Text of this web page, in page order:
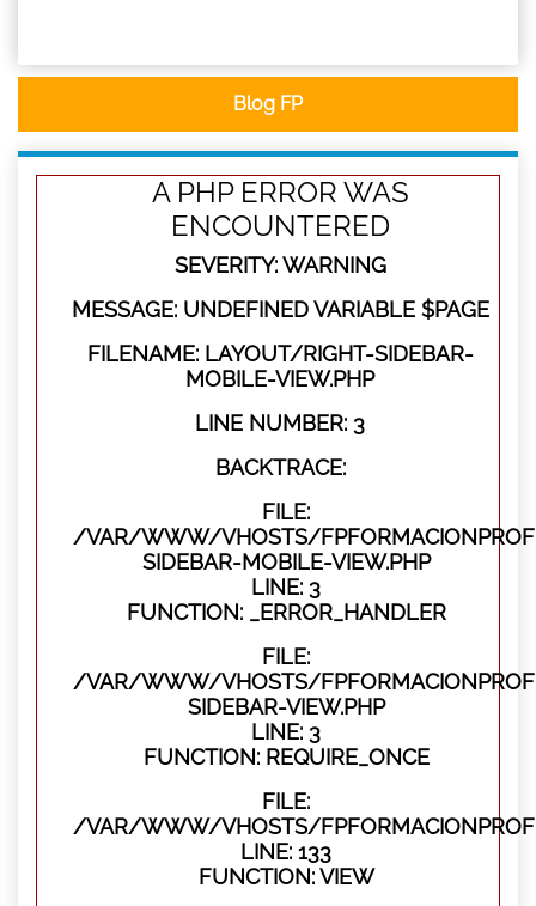
Blog FP
A PHP ERROR WAS
ENCOUNTERED
SEVERITY: WARNING
MESSAGE: UNDEFINED VARIABLE $PAGE
FILENAME: LAYOUT/RIGHT-SIDEBAR-
MOBILE-VIEW.PHP
LINE NUMBER: 3
BACKTRACE:
FILE:
/VAR/WWW/VHOSTS/
SIDEBAR-MOBILE-VIEW.PHP
LINE: 3
FUNCTION: _ERROR_HANDLER
FILE:
/VAR/WWW/VHOSTS/
SIDEBAR-VIEW.PHP
LINE: 3
FUNCTION: REQUIRE_ONCE
FILE:
/VAR/WWW/VHOSTS/
LINE: 133
FUNCTION: VIEW